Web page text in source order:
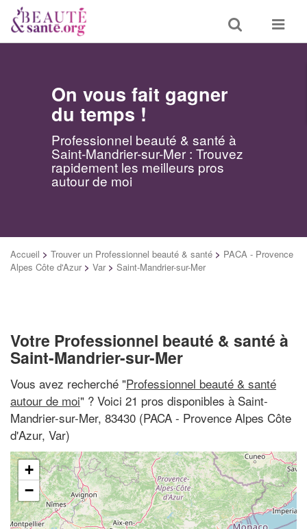
Toggle
search
Toggle
On vous fait gagner
du temps !
Professionnel beauté & santé à
Saint-Mandrier-sur-Mer : Trouvez
rapidement les meilleurs pros
autour de moi
Accueil > Trouver un Professionnel beauté & santé > PACA - Provence
Alpes Côte d'Azur > Var > Saint-Mandrier-sur-Mer
Votre Professionnel beauté & santé à
Saint-Mandrier-sur-Mer
Vous avez recherché "Professionnel beauté & santé
autour de moi" ? Voici 21 pros disponibles à Saint-
Mandrier-sur-Mer, 83430 (PACA - Provence Alpes Côte
d'Azur, Var)
+
−